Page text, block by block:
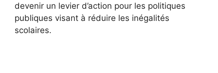
devenir un levier d’action pour les politiques
publiques visant à réduire les inégalités
scolaires.